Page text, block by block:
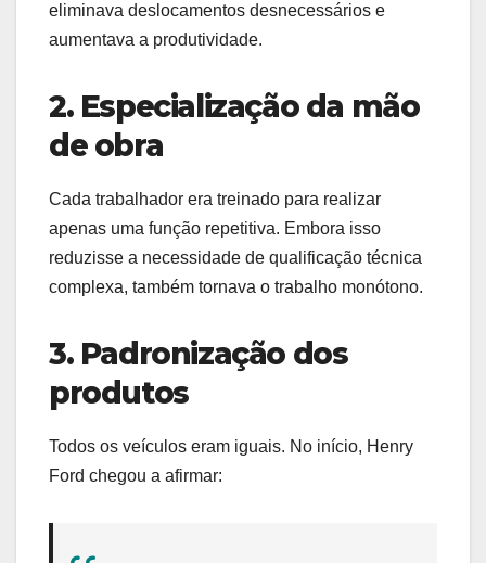
eliminava deslocamentos desnecessários e
aumentava a produtividade.
2. Especialização da mão
de obra
Cada trabalhador era treinado para realizar
apenas uma função repetitiva. Embora isso
reduzisse a necessidade de qualificação técnica
complexa, também tornava o trabalho monótono.
3. Padronização dos
produtos
Todos os veículos eram iguais. No início, Henry
Ford chegou a afirmar: